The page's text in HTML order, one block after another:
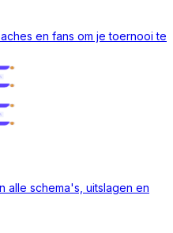
en fans om je toernooi te
alle schema's, uitslagen en